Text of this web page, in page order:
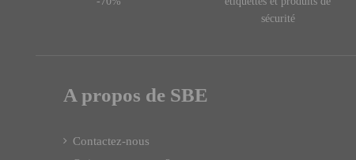
sécurité
A propos de SBE
Contactez-nous